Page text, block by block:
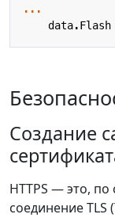
...
data.Flash
Создание
HTTPS — это, по
соединение TLS